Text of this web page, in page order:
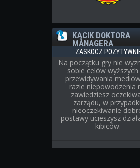
KĄCIK DOKTORA
MANAGERA
ZASKOCZ
Na początku gry nie
sobie celów wyższych
przewidywania
razie niepowodzenia
zawiedziesz
zarządu, w
nieoczekiwanie
postawy ucieszysz
kibiców.